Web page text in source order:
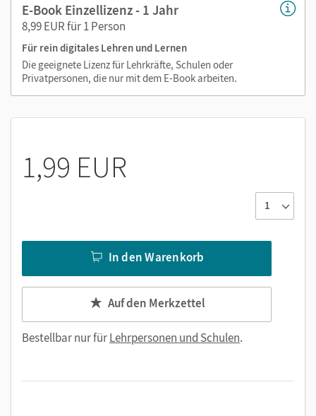
E-Book Einzellizenz - 1 Jahr
8,99 EUR für 1 Person
Für rein digitales Lehren und Lernen
Die geeignete Lizenz für Lehrkräfte, Schulen oder
Privatpersonen, die nur mit dem E-Book arbeiten.
1,99 EUR
In den Warenkorb
Auf den Merkzettel
Bestellbar nur fürLehrpersonen und Schulen.